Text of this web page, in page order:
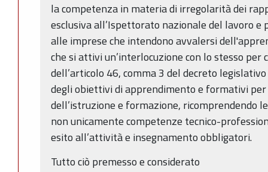
la competenza in materia di irregolarità dei
esclusiva all’Ispettorato nazionale del lavoro
alle imprese che intendono avvalersi
che si attivi un’interlocuzione con lo stesso
dell’articolo 46, comma 3 del decreto
degli obiettivi di apprendimento e formativi
dell’istruzione e formazione, ricomprendendo
non unicamente competenze tecnico-
esito all’attività e insegnamento obbligatori.
Tutto ciò premesso e considerato